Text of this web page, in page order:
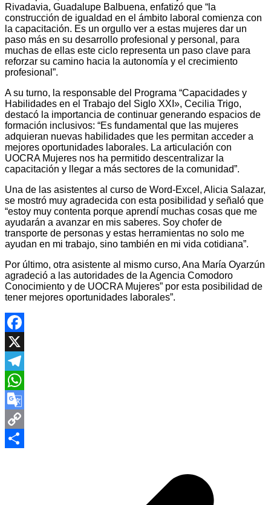
Rivadavia, Guadalupe Balbuena, enfatizó que “la
construcción de igualdad en el ámbito laboral comienza con
la capacitación. Es un orgullo ver a estas mujeres dar un
paso más en su desarrollo profesional y personal, para
muchas de ellas este ciclo representa un paso clave para
reforzar su camino hacia la autonomía y el crecimiento
profesional”.
A su turno, la responsable del Programa “Capacidades y
Habilidades en el Trabajo del Siglo XXI», Cecilia Trigo,
destacó la importancia de continuar generando espacios de
formación inclusivos: “Es fundamental que las mujeres
adquieran nuevas habilidades que les permitan acceder a
mejores oportunidades laborales. La articulación con
UOCRA Mujeres nos ha permitido descentralizar la
capacitación y llegar a más sectores de la comunidad”.
Una de las asistentes al curso de Word-Excel, Alicia Salazar,
se mostró muy agradecida con esta posibilidad y señaló que
“estoy muy contenta porque aprendí muchas cosas que me
ayudarán a avanzar en mis saberes. Soy chofer de
transporte de personas y estas herramientas no solo me
ayudan en mi trabajo, sino también en mi vida cotidiana”.
Por último, otra asistente al mismo curso, Ana María Oyarzún
agradeció a las autoridades de la Agencia Comodoro
Conocimiento y de UOCRA Mujeres” por esta posibilidad de
tener mejores oportunidades laborales”.
Facebook
X
Telegram
WhatsApp
Google
Translate
Copy